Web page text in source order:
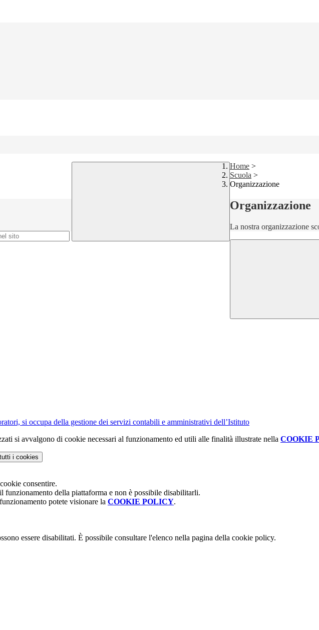
Home >
Scuola >
Organizzazione
Organizzazione
La nostra organizzazione
si occupa della gestione dei servizi contabili e amministrativi dell’Istituto
si avvalgono di cookie necessari al funzionamento ed utili alle finalità illustrate nella COOKIE
i cookies
consentire.
funzionamento della piattaforma e non è possibile disabilitarli.
potete visionare la COOKIE POLICY.
essere disabilitati. È possibile consultare l'elenco nella pagina della cookie policy.